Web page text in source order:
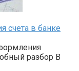
счета в банке
разбор В